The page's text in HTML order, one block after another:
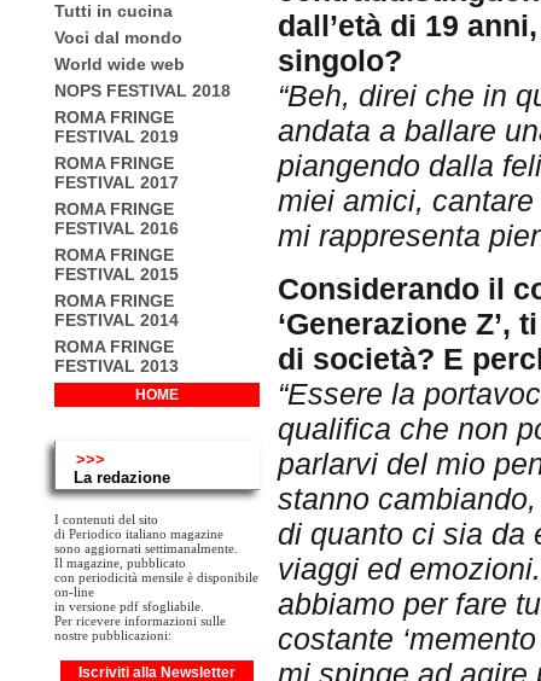
Tutti in cucina
Voci dal mondo
World wide web
NOPS FESTIVAL 2018
ROMA FRINGE
FESTIVAL 2019
ROMA FRINGE
FESTIVAL 2017
ROMA FRINGE
FESTIVAL 2016
ROMA FRINGE
FESTIVAL 2015
ROMA FRINGE
FESTIVAL 2014
ROMA FRINGE
FESTIVAL 2013
HOME
>>>
La redazione
I contenuti del sito
di Periodico italiano magazine
sono aggiornati settimanalmente.
Il magazine, pubblicato
con periodicità mensile è disponibile
on-line
in versione pdf sfogliabile.
Per ricevere informazioni sulle
nostre pubblicazioni:
Iscriviti alla Newsletter
dall’età di 19
singolo?
“Beh, direi che in
andata a ballare
piangendo dalla
miei amici,
mi rappresenta
Considerando il
‘Generazione
di società? E
“Essere la
qualifica che non
parlarvi del mio
stanno
di quanto ci sia da
viaggi ed
abbiamo per fare
costante
mi spinge ad agire